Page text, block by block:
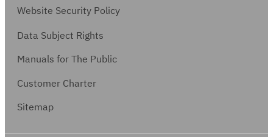
Website Security Policy
Data Subject Rights
Manuals for The Public
Customer Charter
Sitemap